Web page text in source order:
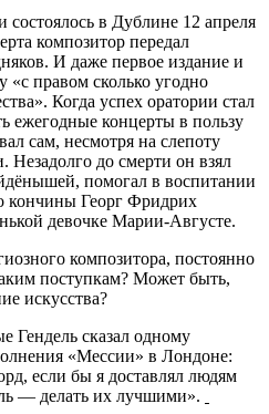
в Дублине 12 апреля
композитор передал
И даже первое издание и
«с правом сколько угодно
Когда успех оратории стал
ежегодные концерты в пользу
сам, несмотря на слепоту
Незадолго до смерти он взял
помогал в воспитании
кончины Георг Фридрих
девочке Марии-Августе.
композитора, постоянно
поступкам? Может быть,
искусства?
Гендель сказал одному
«Мессии» в Лондоне:
если бы я доставлял людям
— делать их лучшими».